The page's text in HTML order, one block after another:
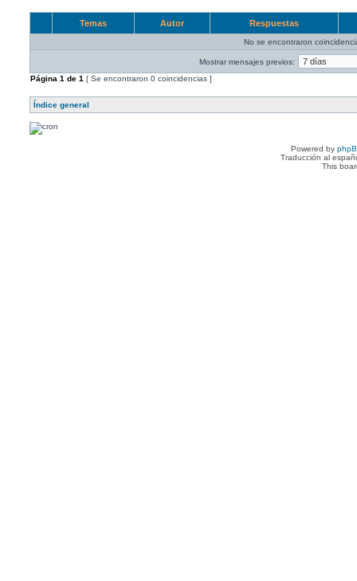
Temas Autor Respuestas
No se encontraron
Mostrar mensajes previos:
Página 1 de 1 [ Se encontraron 0 coincidencias ]
Índice general
Powered by
Traducción al
This